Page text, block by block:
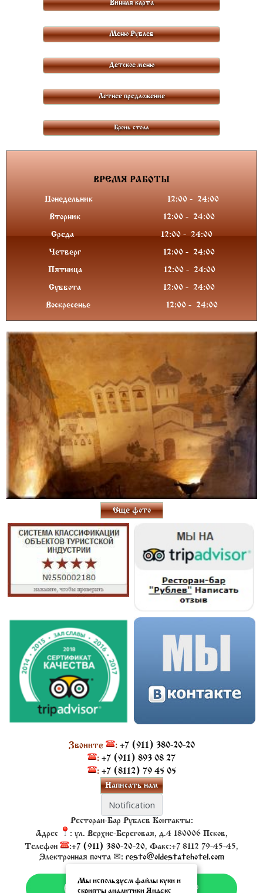
Винная карта
Меню Рублев
Детское меню
Летнее предложение
Бронь стола
ВРЕМЯ РАБОТЫ
Понедельник 12:00 -24:00
Вторник 12:00 -24:00
Среда 12:00 -24:00
Четверг 12:00 - 24:00
Пятница 12:00 -24:00
Суббота 12:00 - 24:00
Воскресенье 12:00 - 24:00
Еще фото
Звоните : +7 (911) 380-20-20
: +7 (911) 893 08 27
: +7 (8112) 79 45 05
Написать нам
Ресторан-Бар Рублев Контакты:
Адрес
: ул. Верхне-Береговая, д.4 180006 Псков,
Телефон
:+7 (911) 380-20-20, Факс:+7 8112 79-45-45,
Электронная почта ✉: resto@oldestatehotel.com
Мы используем файлы куки и
скрипты аналитики Яндекс